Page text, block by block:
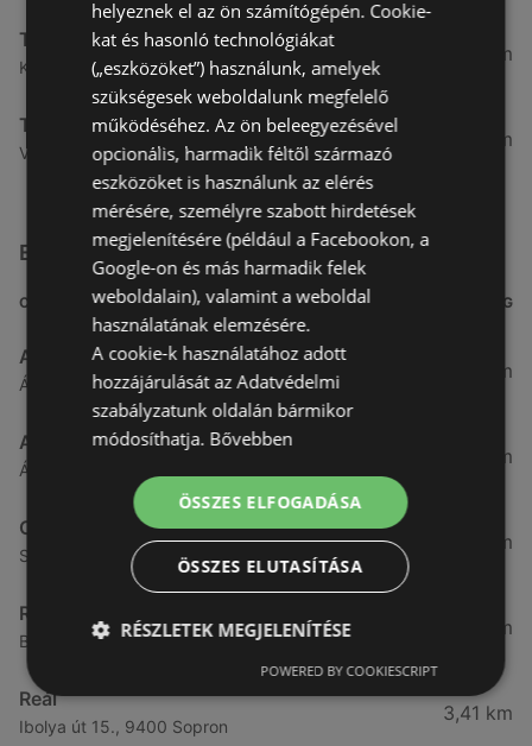
Tesco
Király J. u. 3. 3, 9400 Sopron
5,58 km
Tesco
Végfordulat u. 9. 9, 9400 Sopron
5,84 km
Egyéb Szupermarketek üzletek a közelben
CÍM TÁVOLSÁG
Aldi
Ágfalvi út 4/A., 9400 Sopron
3,26 km
ALDI
Ágfalvi út 4/a, 9400 Sopron
3,26 km
CBA
Somfalvi u. 14., 9400 Sopron
3,31 km
Reál
Besenyő u. 16., 9400 Sopron
3,32 km
Reál
Ibolya út 15., 9400 Sopron
3,41 km
helyeznek el az ön számítógépén. Cookie-
kat és hasonló technológiákat
(„eszközöket”) használunk, amelyek
szükségesek weboldalunk megfelelő
működéséhez. Az ön beleegyezésével
opcionális, harmadik féltől származó
eszközöket is használunk az elérés
mérésére, személyre szabott hirdetések
megjelenítésére (például a Facebookon, a
Google-on és más harmadik felek
weboldalain), valamint a weboldal
használatának elemzésére.
A cookie-k használatához adott
hozzájárulását az Adatvédelmi
szabályzatunk oldalán bármikor
módosíthatja. Bővebben
ÖSSZES ELFOGADÁSA
ÖSSZES ELUTASÍTÁSA
RÉSZLETEK MEGJELENÍTÉSE
POWERED BY COOKIESCRIPT